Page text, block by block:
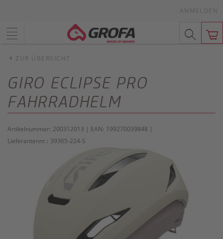
ANMELDEN
ZUR ÜBERSICHT
GIRO ECLIPSE PRO
FAHRRADHELM
Artikelnummer: 200312013 | EAN: 199270039848 |
Lieferantennr.: 39365-224-S